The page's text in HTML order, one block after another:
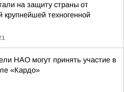
на защиту страны от
крупнейшей техногенной
НАО могут принять участие в
«Кардо»